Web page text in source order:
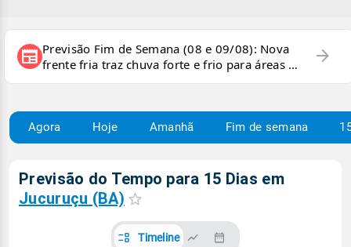
newspaper Previsão Fim de Semana (08 e 09/08): Nova
frente fria traz chuva forte e frio para áreas do
país
arrow_forward
Agora Hoje Amanhã Fim de semana
Previsão do Tempo para 15 Dias em
Jucuruçu (BA)
Timeline